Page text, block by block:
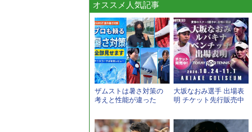
オススメ人気記事
ザムストは暑さ対策の
考えと性能が違った
大坂なおみ選手 出場表
明 チケット先行販売中